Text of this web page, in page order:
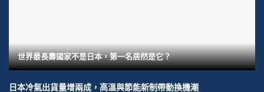
世界最長壽國家不是日本，第一名居然是它？
日本冷氣出貨量增兩成，高溫與節能新制帶動換機潮